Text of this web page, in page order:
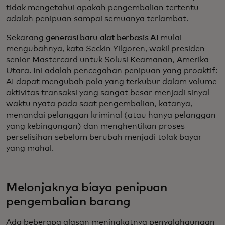
tidak mengetahui apakah pengembalian tertentu
adalah penipuan sampai semuanya terlambat.
Sekarang generasi baru alat berbasis AI
mulai
mengubahnya, kata Seckin Yilgoren, wakil presiden
senior Mastercard untuk Solusi Keamanan, Amerika
Utara. Ini adalah pencegahan penipuan yang proaktif:
AI dapat mengubah pola yang terkubur dalam volume
aktivitas transaksi yang sangat besar menjadi sinyal
waktu nyata pada saat pengembalian, katanya,
menandai pelanggan kriminal (atau hanya pelanggan
yang kebingungan) dan menghentikan proses
perselisihan sebelum berubah menjadi tolak bayar
yang mahal.
Melonjaknya biaya penipuan
pengembalian barang
Ada beberapa alasan meningkatnya penyalahgunaan